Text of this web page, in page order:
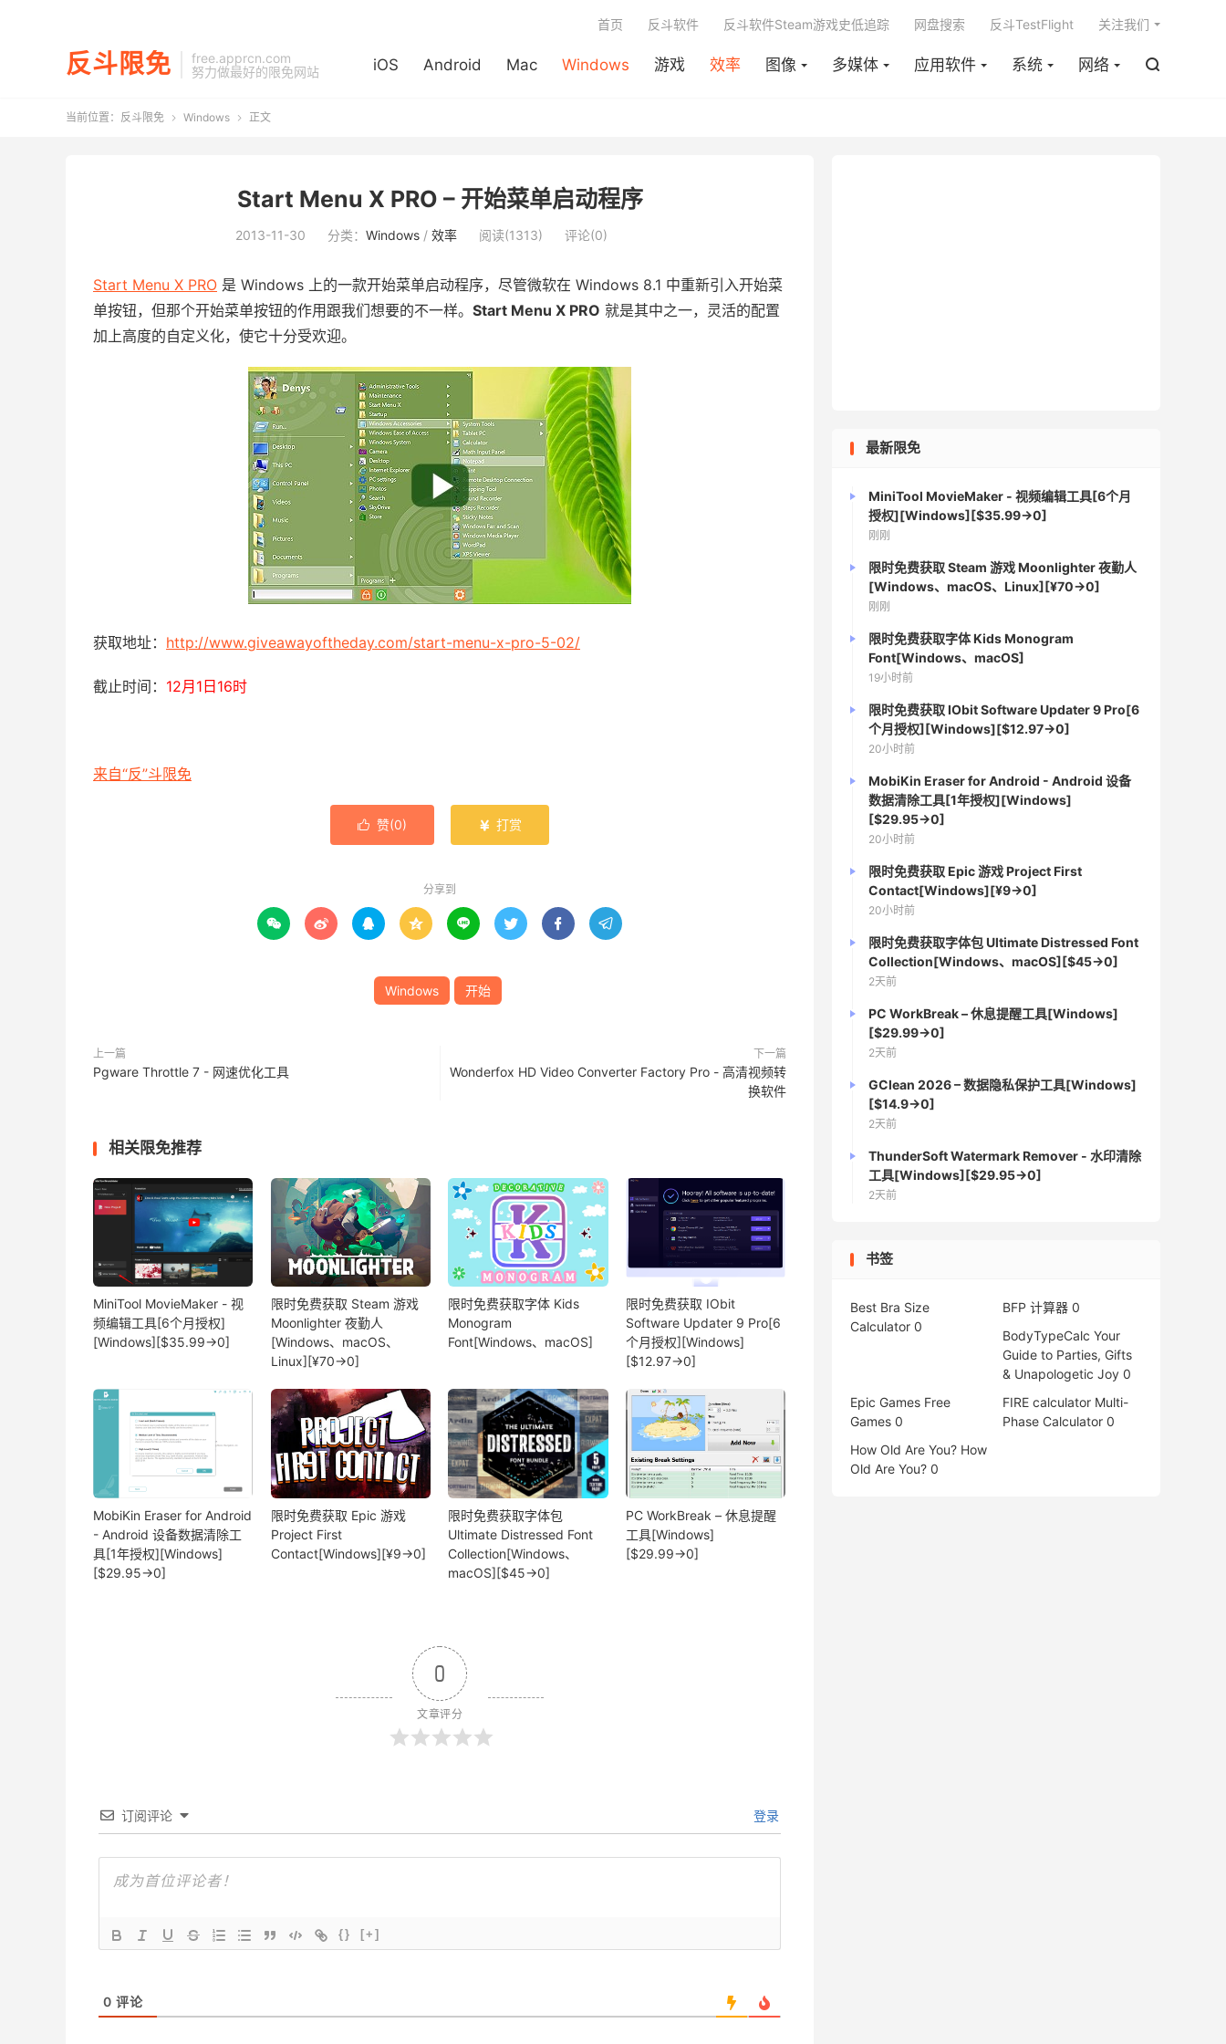
反斗限免
free.apprcn.com
努力做最好的限免网站
iOS Android Mac Windows 游戏 效率 图像 多媒体 应用软件 系统 网络 
首页 反斗软件 反斗软件Steam游戏史低追踪 网盘搜索 反斗TestFlight 关注我们
当前位置： 反斗限免  Windows  正文
Start Menu X PRO – 开始菜单启动程序
2013-11-30 分类： Windows / 效率 阅读(1313) 评论(0)
Start Menu X PRO 是 Windows 上的一款开始菜单启动程序，尽管微软在 Windows 8.1 中重新引入开始菜
单按钮，但那个开始菜单按钮的作用跟我们想要的不一样。 Start Menu X PRO 就是其中之一，灵活的配置
加上高度的自定义化，使它十分受欢迎。
获取地址： http://www.giveawayoftheday.com/start-menu-x-pro-5-02/
截止时间： 12月1日16时
来自“反”斗限免
 赞(0)  打赏
分享到
       
Windows 开始
上一篇
Pgware Throttle 7 - 网速优化工具
下一篇
Wonderfox HD Video Converter Factory Pro - 高清视频转
换软件
相关限免推荐
MiniTool MovieMaker - 视
频编辑工具[6个月授权]
[Windows][$35.99→0]
限时免费获取 Steam 游戏
Moonlighter 夜勤人
[Windows、macOS、
Linux][¥70→0]
限时免费获取字体 Kids
Monogram
Font[Windows、macOS]
限时免费获取 IObit
Software Updater 9 Pro[6
个月授权][Windows]
[$12.97→0]
MobiKin Eraser for Android
- Android 设备数据清除工
具[1年授权][Windows]
[$29.95→0]
限时免费获取 Epic 游戏
Project First
Contact[Windows][¥9→0]
限时免费获取字体包
Ultimate Distressed Font
Collection[Windows、
macOS][$45→0]
PC WorkBreak – 休息提醒
工具[Windows]
[$29.99→0]
0
文章评分
订阅评论 登录
{} [+]
0 评论
最新限免
MiniTool MovieMaker - 视频编辑工具[6个月
授权][Windows][$35.99→0]
刚刚
限时免费获取 Steam 游戏 Moonlighter 夜勤人
[Windows、macOS、Linux][¥70→0]
刚刚
限时免费获取字体 Kids Monogram
Font[Windows、macOS]
19小时前
限时免费获取 IObit Software Updater 9 Pro[6
个月授权][Windows][$12.97→0]
20小时前
MobiKin Eraser for Android - Android 设备
数据清除工具[1年授权][Windows]
[$29.95→0]
20小时前
限时免费获取 Epic 游戏 Project First
Contact[Windows][¥9→0]
20小时前
限时免费获取字体包 Ultimate Distressed Font
Collection[Windows、macOS][$45→0]
2天前
PC WorkBreak – 休息提醒工具[Windows]
[$29.99→0]
2天前
GClean 2026 – 数据隐私保护工具[Windows]
[$14.9→0]
2天前
ThunderSoft Watermark Remover - 水印清除
工具[Windows][$29.95→0]
2天前
书签
Best Bra Size
Calculator 0
BFP 计算器 0
BodyTypeCalc Your
Guide to Parties, Gifts
& Unapologetic Joy 0
Epic Games Free
Games 0
FIRE calculator Multi-
Phase Calculator 0
How Old Are You? How
Old Are You? 0